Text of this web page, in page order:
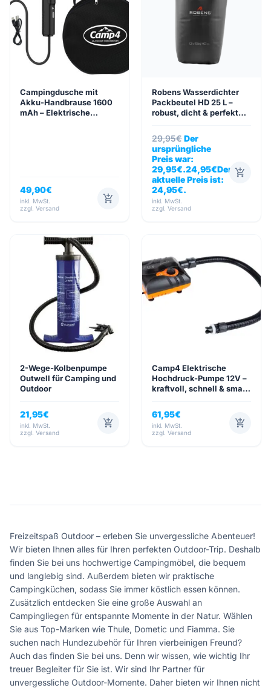
groupsÜber
mail
car_repairFahrzeugausbau
+39
Facebook
Instagram
Campingdusche mit
Akku-Handbrause 1600
mAh – Elektrische
49,90€
inkl. MwSt.
zzgl. Versand
add_shopping_cart
Robens Wasserdichter
Packbeutel HD 25 L –
robust, dicht & perfekt
29,95€Der
ursprüngliche
Preis war:
29,95€.24,95€Der
aktuelle Preis ist:
24,95€.
inkl. MwSt.
zzgl. Versand
add_shopping_cart
2-Wege-Kolbenpumpe
Outwell für Camping und
Outdoor
21,95€
inkl. MwSt.
zzgl. Versand
add_shopping_cart
Camp4 Elektrische
Hochdruck-Pumpe 12V –
kraftvoll, schnell & smart
61,95€
inkl. MwSt.
zzgl. Versand
add_shopping_cart
Freizeitspaß Outdoor – erleben Sie unvergessliche Abenteuer!
Wir bieten Ihnen alles für Ihren perfekten Outdoor-Trip. Deshalb
finden Sie bei uns hochwertige Campingmöbel, die bequem
und langlebig sind. Außerdem bieten wir praktische
Campingküchen, sodass Sie immer köstlich essen können.
Zusätzlich entdecken Sie eine große Auswahl an
Campingliegen für entspannte Momente in der Natur. Wählen
Sie aus Top-Marken wie Thule, Dometic und Fiamma. Sie
suchen nach Hundezubehör für Ihren vierbeinigen Freund?
Auch das finden Sie bei uns. Denn wir wissen, wie wichtig Ihr
treuer Begleiter für Sie ist. Wir sind Ihr Partner für
unvergessliche Outdoor-Momente. Daher bieten wir Ihnen nicht